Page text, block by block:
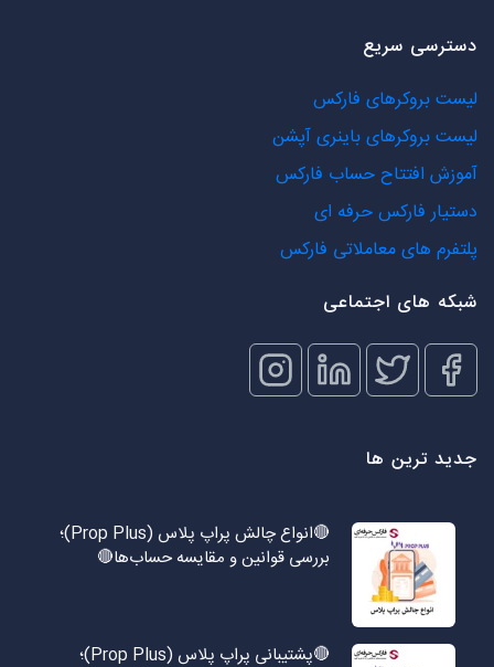
دسترسی سریع
لیست بروکرهای فارکس
لیست بروکرهای باینری آپشن
آموزش افتتاح حساب فارکس
دستیار فارکس حرفه ای
پلتفرم های معاملاتی فارکس
شبکه های اجتماعی
جدید ترین ها
🔴انواع چالش پراپ پلاس (Prop Plus)؛
بررسی قوانین و مقایسه حساب‌ها🔴
🔴پشتیبانی پراپ پلاس (Prop Plus)؛